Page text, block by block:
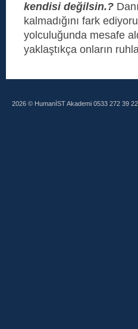
kendisi değilsin.?
kalmadığını fark
yolculuğunda mesafe
yaklaştıkça onların
2026 © HumanİST Akademi 0533 272 39 22